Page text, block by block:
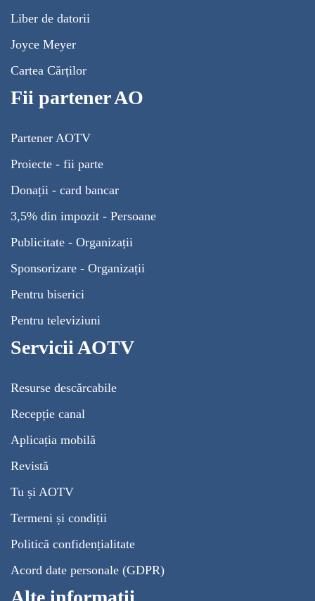
Liber de datorii
Joyce Meyer
Cartea Cărților
Fii partener AO
Partener AOTV
Proiecte - fii parte
Donații - card bancar
3,5% din impozit - Persoane
Publicitate - Organizații
Sponsorizare - Organizații
Pentru biserici
Pentru televiziuni
Servicii AOTV
Resurse descărcabile
Recepție canal
Aplicația mobilă
Revistă
Tu și AOTV
Termeni și condiții
Politică confidențialitate
Acord date personale (GDPR)